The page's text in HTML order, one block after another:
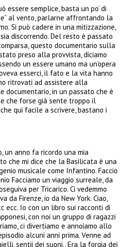
essere semplice, basta un po’ di
al vento, parlarne affrontando la
Si può cadere in una mitizzazione,
discorrendo. Del resto è passato
questo documentario sulla
preso alla provvista, diciamo
un essere umano ma un’opera
esserci, il fato e la vita hanno
ritrovati ad assistere alla
documentario, in un passato che è
che forse già sente troppo il
qui facile a scrivere, bastano i
un anno fa ricordo una mia
che mi dice che la Basilicata è una
musicale come Infantino. Faccio
Facciamo un viaggio surreale, da
per Tricarico. Ci vedemmo
da Firenze, io da New York. Ciao,
ecc. Io con un libro sui racconti di
con noi un gruppo di ragazzi
ci divertiamo e annoiamo allo
alcuni anni prima. Venne ad
sentii dei suoni.. Era la forgia dei